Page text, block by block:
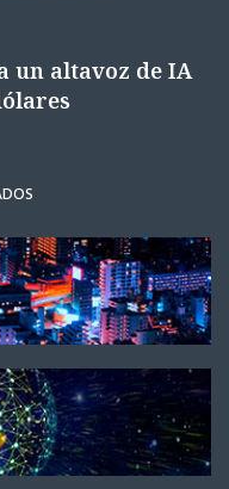
un altavoz de IA